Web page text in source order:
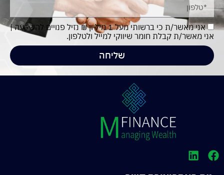
אני מאשר/ת כי ברשותי מעל 1 מיליון ₪ נזיל פנויים להשקעה |
אני מאשר/ת קבלת חומר שיווקי למייל ולטלפון.
שליחה